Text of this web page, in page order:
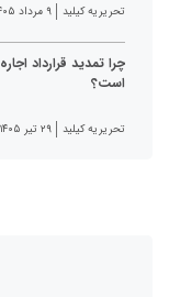
تحریریه کیلید ۹ مرداد ۱۴۰۵
چرا تمدید قرارداد
است؟
تحریریه کیلید ۲۹ تیر ۱۴۰۵